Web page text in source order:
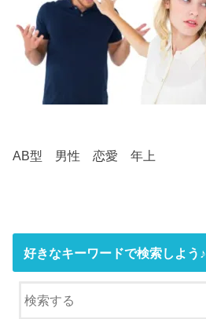
AB型 男性 恋愛 年上
好きなキーワードで検索しよう♪